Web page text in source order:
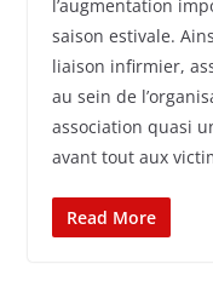
l’augmentation
saison estivale.
liaison infirmier,
au sein de
association quasi
avant tout aux
Read More